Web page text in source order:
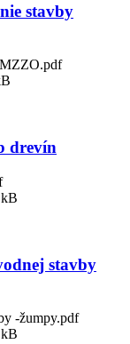
stavby
MZZO.pdf
drevín
stavby
-žumpy.pdf